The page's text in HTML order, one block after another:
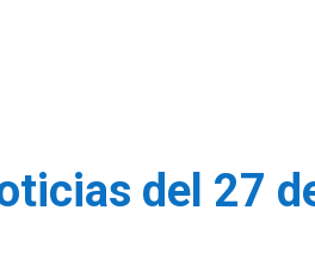
del 27